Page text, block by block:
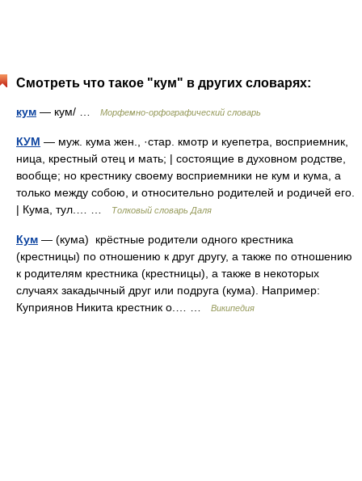
Смотреть что такое "кум" в других словарях:
кум — кум/ … Морфемно-орфографический словарь
КУМ — муж. кума жен., ·стар. кмотр и куепетра, восприемник,
ница, крестный отец и мать; | состоящие в духовном родстве,
вообще; но крестнику своему восприемники не кум и кума, а
только между собою, и относительно родителей и родичей его.
| Кума, тул.… …
Толковый словарь Даля
Кум — (кума) крёстные родители одного крестника
(крестницы) по отношению к друг другу, а также по отношению
к родителям крестника (крестницы), а также в некоторых
случаях закадычный друг или подруга (кума). Например:
Куприянов Никита крестник о.… …
Википедия